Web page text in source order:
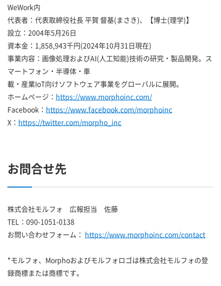
WeWork内
代表者：代表取締役社長 平賀 督基(まさき)、【博士(理学)】
設立：2004年5月26日
資本金：1,858,943千円(2024年10月31日現在)
事業内容：画像処理およびAI(人工知能)技術の研究・製品開発。ス
マートフォン・半導体・車
載・産業IoT向けソフトウェア事業をグローバルに展開。
ホームページ： https://www.morphoinc.com/
Facebook： https://www.facebook.com/morphoinc
X： https://twitter.com/morpho_inc
お問合せ先
株式会社モルフォ 広報担当 佐藤
TEL：090-1051-0138
お問い合わせフォーム： https://www.morphoinc.com/contact
*モルフォ、Morphoおよびモルフォロゴは株式会社モルフォの登
録商標または商標です。